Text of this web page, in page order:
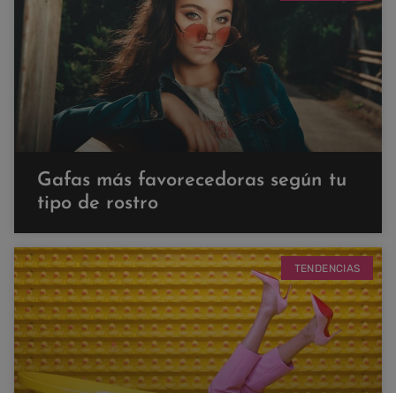
Gafas más favorecedoras según tu
tipo de rostro
TENDENCIAS